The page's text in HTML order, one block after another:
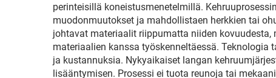
perinteisillä koneistusmenetelmillä.
muodonmuutokset ja mahdollistaen herkkien tai
johtavat materiaalit riippumatta niiden
materiaalien kanssa työskenneltäessä.
ja kustannuksia. Nykyaikaiset langan
lisääntymisen. Prosessi ei tuota reunoja tai